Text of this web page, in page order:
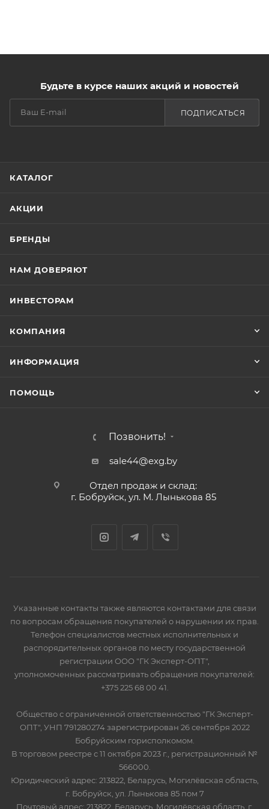
Будьте в курсе наших акций и новостей
ПОДПИСАТЬСЯ
КАТАЛОГ
АКЦИИ
БРЕНДЫ
НАМ ДОВЕРЯЮТ
ИНВЕСТОРАМ
КОМПАНИЯ
ИНФОРМАЦИЯ
ПОМОЩЬ
Позвонить!
sale44@exg.by
Отдел продаж и склад:
г. Бобруйск, ул. М. Лынькова 85
Указанные контакты также являются контактами для связи
по вопросам обращения покупателей о нарушении их прав.
Телефон специалистов местных исполнительных и
распорядительных органов по месту государственной
регистрации ООО "ГК Эксперт-ОПТ",
уполномоченных рассматривать обращения покупателей:
+375 225 68 00 41.
Общество с ограниченной ответственностью "ГК Эксперт-
ОПТ", УНП 791280274 зарегистрирован 26 сентября 2022
Бобруйским горисполкомом.
В торговом реестре с 11 октября 2023 г., регистрационный №
566000.
Юридический адрес: 213822, Беларусь, Могилёвская область,
г. Бобруйск, ул. Лынькова 85 пом 7
Почтовый адрес: 213822, Беларусь, Могилёвская область, г.